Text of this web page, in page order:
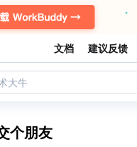
文档 建议反馈
大牛
个朋友